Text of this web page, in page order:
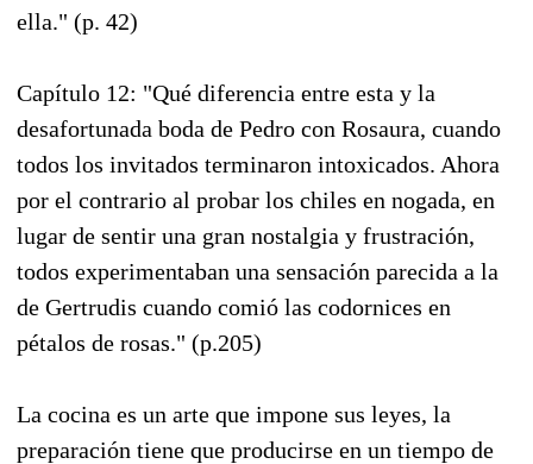
ella." (p. 42)
Capítulo 12: "Qué diferencia entre esta y la
desafortunada boda de Pedro con Rosaura, cuando
todos los invitados terminaron intoxicados. Ahora
por el contrario al probar los chiles en nogada, en
lugar de sentir una gran nostalgia y frustración,
todos experimentaban una sensación parecida a la
de Gertrudis cuando comió las codornices en
pétalos de rosas." (p.205)
La cocina es un arte que impone sus leyes, la
preparación tiene que producirse en un tiempo de